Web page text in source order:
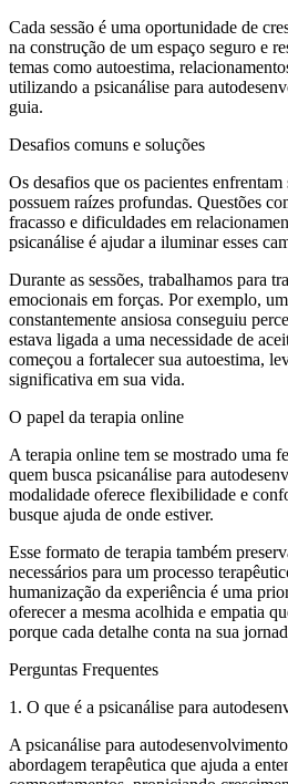
Cada sessão é uma oportunidade de
na construção de um espaço seguro e
temas como autoestima,
utilizando a psicanálise para
guia.
Desafios comuns e soluções
Os desafios que os pacientes
possuem raízes profundas. Questões
fracasso e dificuldades em
psicanálise é ajudar a iluminar esses
Durante as sessões, trabalhamos para
emocionais em forças. Por exemplo,
constantemente ansiosa conseguiu
estava ligada a uma necessidade de
começou a fortalecer sua autoestima,
significativa em sua vida.
O papel da terapia online
A terapia online tem se mostrado uma
quem busca psicanálise para
modalidade oferece flexibilidade e
busque ajuda de onde estiver.
Esse formato de terapia também
necessários para um processo
humanização da experiência é uma
oferecer a mesma acolhida e empatia
porque cada detalhe conta na sua
Perguntas Frequentes
1. O que é a psicanálise para
A psicanálise para
abordagem terapêutica que ajuda a